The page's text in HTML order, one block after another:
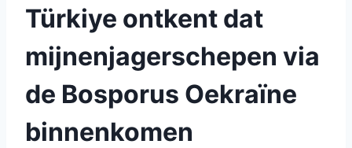
Türkiye ontkent dat
mijnenjagerschepen via
de Bosporus Oekraïne
binnenkomen